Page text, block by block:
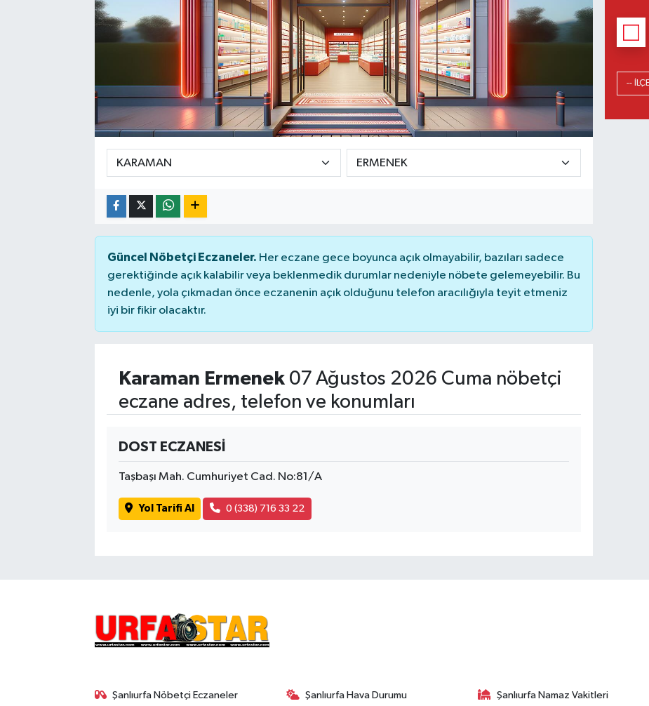
Güncel Nöbetçi Eczaneler. Her eczane gece boyunca açık olmayabilir, bazıları sadece
gerektiğinde açık kalabilir veya beklenmedik durumlar nedeniyle nöbete gelemeyebilir. Bu
nedenle, yola çıkmadan önce eczanenin açık olduğunu telefon aracılığıyla teyit etmeniz
iyi bir fikir olacaktır.
Karaman Ermenek07 Ağustos 2026 Cuma nöbetçi
eczane adres, telefon ve konumları
DOST ECZANESİ
Taşbaşı Mah. Cumhuriyet Cad. No:81/A
Yol Tarifi Al 0 (338) 716 33 22
Şanlıurfa Nöbetçi Eczaneler Şanlıurfa Hava Durumu Şanlıurfa Namaz Vakitleri